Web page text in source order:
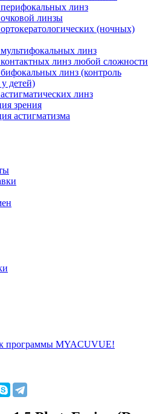
линз
линзы
(ночных)
линз
линз любой сложности
линз (контроль
детей)
линз
зрения
астигматизма
программы MYACUVUE!